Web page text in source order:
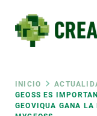
contenido
principal
Ruta
INICIO
GEOSS ES
GEOVIQUA GANA
RRSS